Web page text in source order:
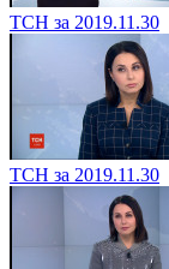
ТСН за 2019.11.30
ТСН за 2019.11.30